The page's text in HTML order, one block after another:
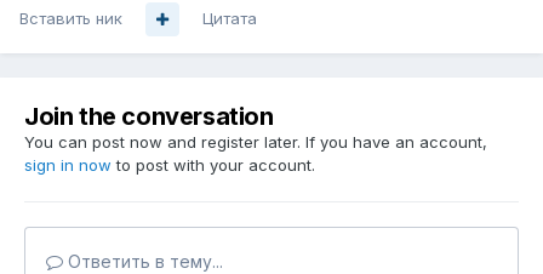
Вставить ник Цитата
Join the conversation
You can post now and register later. If you have an account,
sign in now to post with your account.
Ответить в тему...